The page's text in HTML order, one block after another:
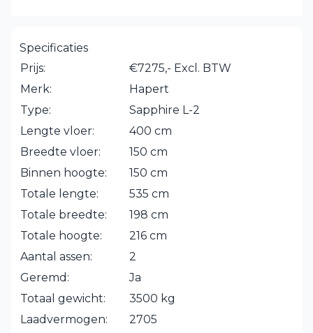
Specificaties
Prijs:
€7275,- Excl. BTW
Merk:
Hapert
Type:
Sapphire L-2
Lengte vloer:
400 cm
Breedte vloer:
150 cm
Binnen hoogte:
150 cm
Totale lengte:
535 cm
Totale breedte:
198 cm
Totale hoogte:
216 cm
Aantal assen:
2
Geremd:
Ja
Totaal gewicht:
3500 kg
Laadvermogen:
2705